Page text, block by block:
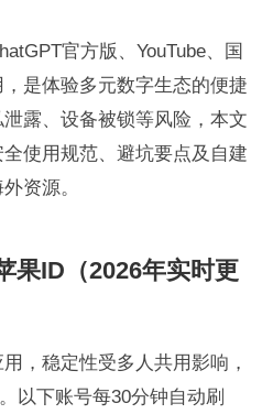
官方版、YouTube、国
是体验多元数字生态的便捷
露、设备被锁等风险，本文
使用规范、避坑要点及自建
资源。
果ID（2026年实时更
，稳定性受多人共用影响，
以下账号每30分钟自动刷